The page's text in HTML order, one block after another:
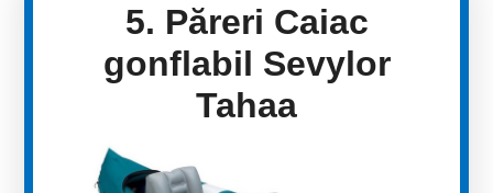
5. Păreri Caiac
gonflabil Sevylor
Tahaa